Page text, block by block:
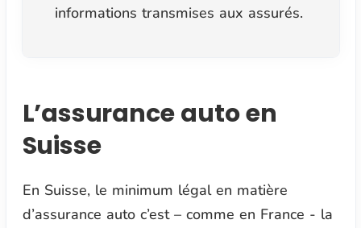
informations transmises aux assurés.
L’assurance auto en
Suisse
En Suisse, le minimum légal en matière
d’assurance auto c’est – comme en France - la